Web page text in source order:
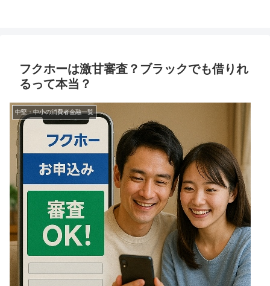
フクホーは激甘審査？ブラックでも借りれ
るって本当？
中堅・中小の消費者金融一覧